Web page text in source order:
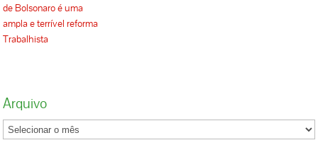
de Bolsonaro é uma
ampla e terrível reforma
Trabalhista
Arquivo